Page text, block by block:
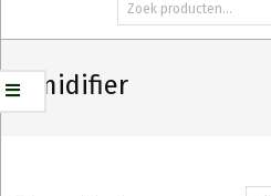
naar:
Humidifier